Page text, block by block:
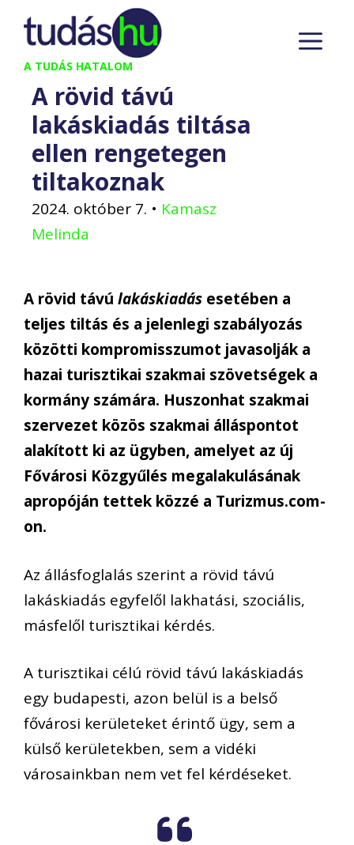
Kilépés
tartalomba
A TUDÁS HATALOM
A rövid távú
lakáskiadás tiltása
ellen rengetegen
tiltakoznak
2024. október 7. • Kamasz
Melinda
A rövid távú lakáskiadás esetében a
teljes tiltás és a jelenlegi szabályozás
közötti kompromisszumot javasolják a
hazai turisztikai szakmai szövetségek a
kormány számára. Huszonhat szakmai
szervezet közös szakmai álláspontot
alakított ki az ügyben, amelyet az új
Fővárosi Közgyűlés megalakulásának
apropóján tettek közzé a Turizmus.com-
on.
Az állásfoglalás szerint a rövid távú
lakáskiadás egyfelől lakhatási, szociális,
másfelől turisztikai kérdés.
A turisztikai célú rövid távú lakáskiadás
egy budapesti, azon belül is a belső
fővárosi kerületeket érintő ügy, sem a
külső kerületekben, sem a vidéki
városainkban nem vet fel kérdéseket.